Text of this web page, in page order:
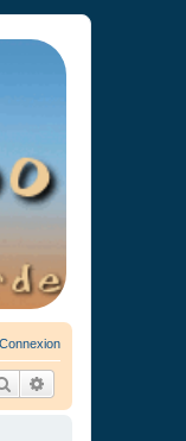
Connexion
Rechercher